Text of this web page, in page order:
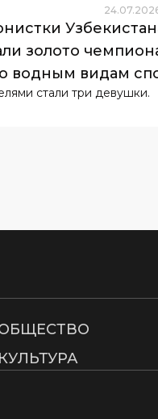
водным видам
стали три девушки.
КУЛЬТУРА